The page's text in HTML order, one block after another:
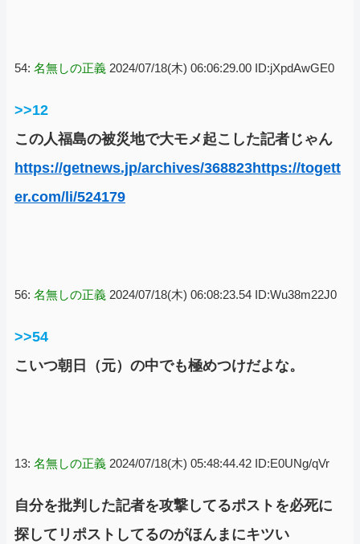
54: 名無しの正義 2024/07/18(木) 06:06:29.00 ID:jXpdAwGE0
>>12
この人福島の被災地で大モメ起こした記者じゃん
https://getnews.jp/archives/368823https://togett
er.com/li/524179
56: 名無しの正義 2024/07/18(木) 06:08:23.54 ID:Wu38m22J0
>>54
こいつ朝日（元）の中でも極めつけだよな。
13: 名無しの正義 2024/07/18(木) 05:48:44.42 ID:E0UNg/qVr
自分を批判した記者を攻撃してるポストを必死に
探してリポストしてるのがほんまにキツい